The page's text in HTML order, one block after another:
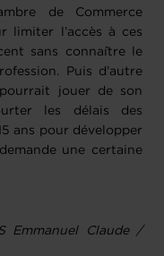
de Commerce
limiter l’accès à ces
sans connaître le
Puis d’autre
jouer de son
les délais des
ans pour développer
une certaine
Emmanuel Claude /